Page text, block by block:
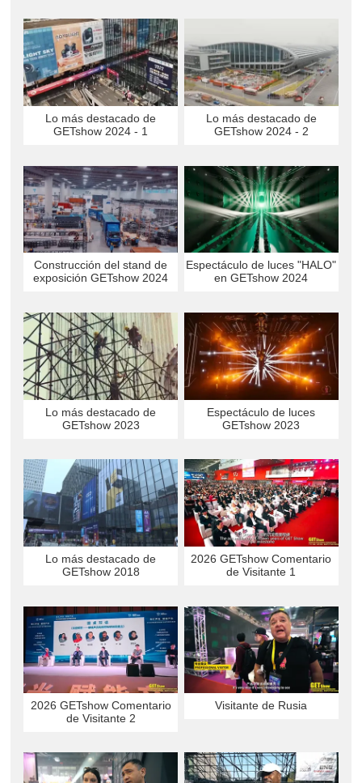
Lo más destacado de
GETshow 2024 - 1
Lo más destacado de
GETshow 2024 - 2
Construcción del stand de
exposición GETshow 2024
Espectáculo de luces "HALO"
en GETshow 2024
Lo más destacado de
GETshow 2023
Espectáculo de luces
GETshow 2023
Lo más destacado de
GETshow 2018
2026 GETshow Comentario
de Visitante 1
2026 GETshow Comentario
de Visitante 2
Visitante de Rusia